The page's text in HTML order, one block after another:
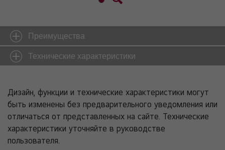
Преимущества
Технические характеристики
Дизайн, функции и технические характеристики могут
быть изменены без предварительного уведомления или
отличаться от представленных на сайте. Технические
характеристики уточняйте в руководстве
пользователя.